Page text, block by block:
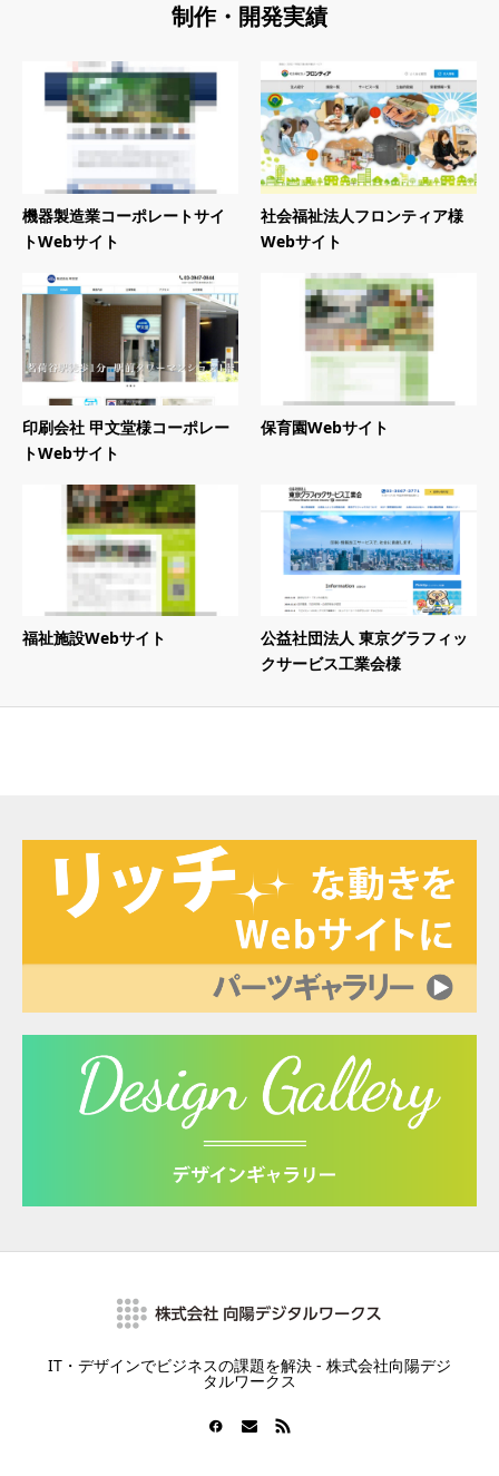
制作・開発実績
機器製造業コーポレートサイ
トWebサイト
社会福祉法人フロンティア様
Webサイト
印刷会社 甲文堂様コーポレー
トWebサイト
保育園Webサイト
福祉施設Webサイト
公益社団法人 東京グラフィッ
クサービス工業会様
IT・デザインでビジネスの課題を解決 - 株式会社向陽デジ
タルワークス